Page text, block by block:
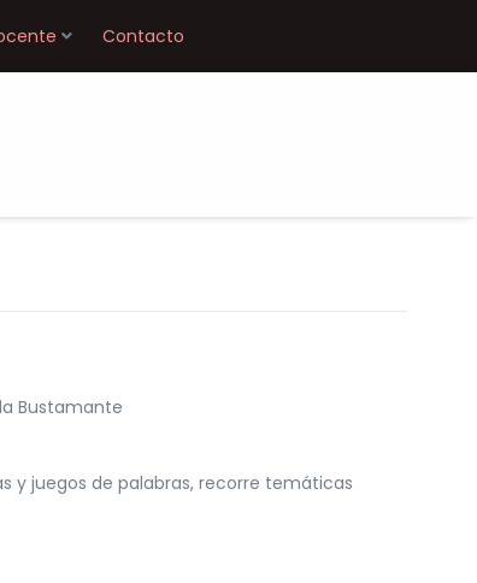
Contacto
Bustamante
y juegos de palabras, recorre temáticas